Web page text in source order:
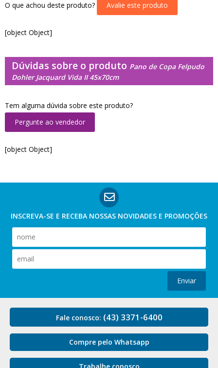
O que achou deste produto? Avalie este produto
[object Object]
Dúvidas sobre o produto Pano de Copa Felpudo
Dohler Jacquard Vida II 45x70cm
Tem alguma dúvida sobre este produto?
Pergunte ao vendedor
[object Object]
INSCREVA-SE E RECEBA NOSSAS NOVIDADES E PROMOÇÕES
Enviar
Fale conosco: (43) 3371-6400
Compre pelo Whatsapp